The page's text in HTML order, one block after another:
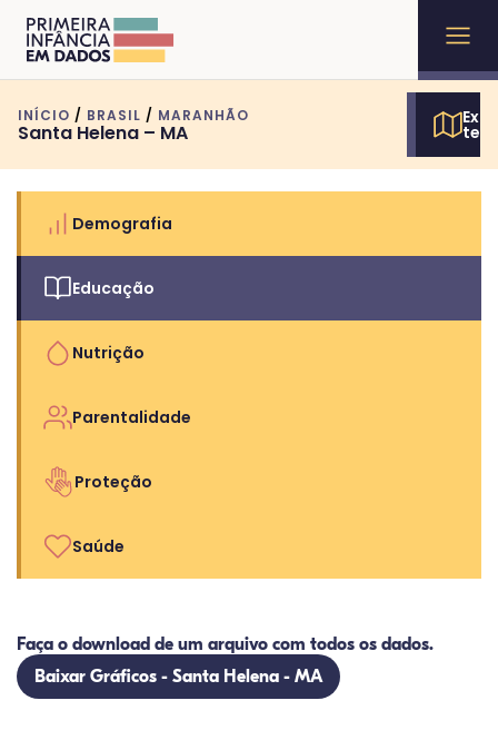
INÍCIO / BRASIL / MARANHÃO
Santa Helena – MA
Demografia
Educação
Nutrição
Parentalidade
Proteção
Saúde
Faça o download de um arquivo com todos os dados.
Baixar Gráficos - Santa Helena - MA